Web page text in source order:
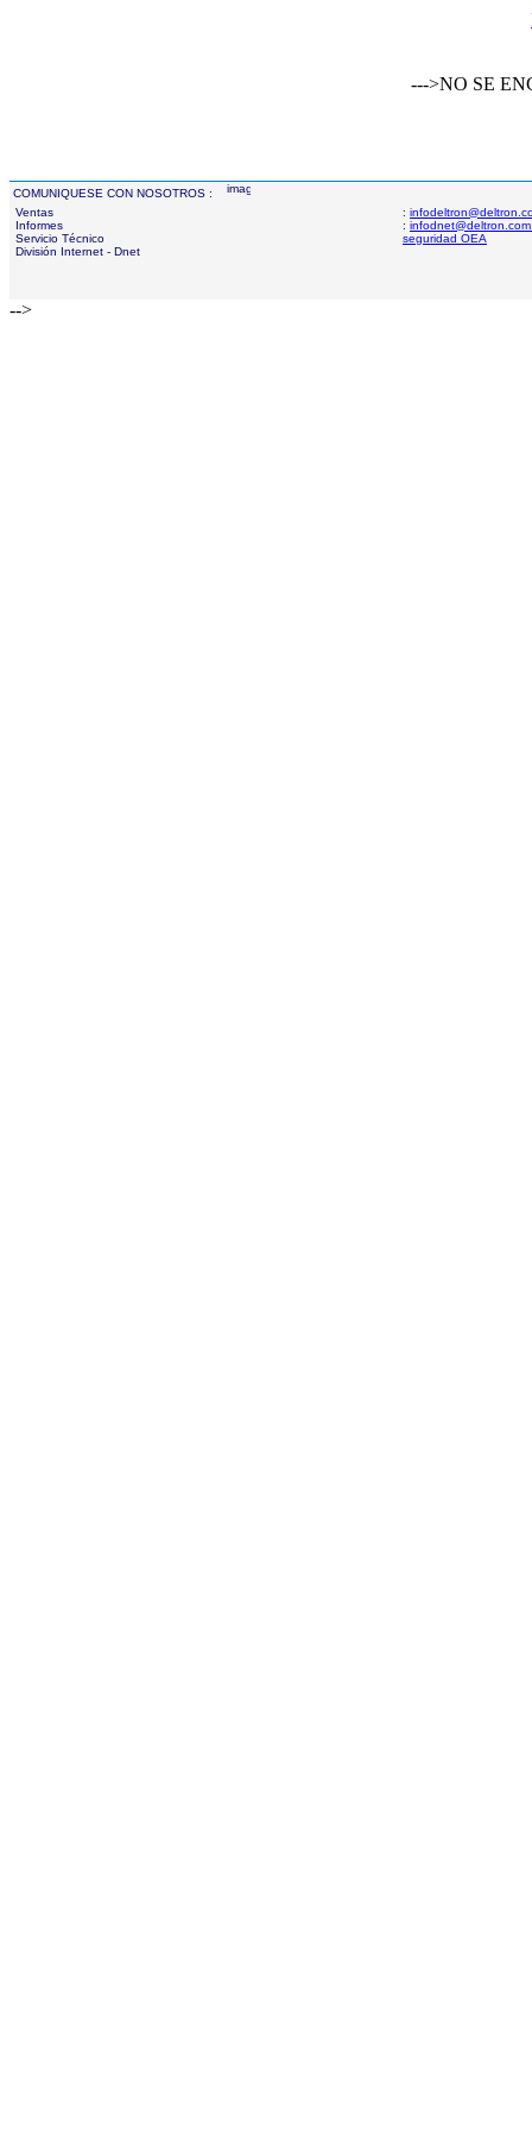
--->NO SE
COMUNIQUESE CON NOSOTROS :
Ventas
Informes
Servicio Técnico
División Internet - Dnet
:
:
seguridad OEA
-->